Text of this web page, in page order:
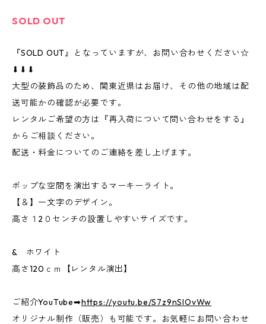
SOLD OUT
『SOLD OUT』となっていますが、お問い合わせください☆
⬇︎⬇︎⬇︎
大型の装飾品のため、関東近県はお届け、その他の地域は配
送可能かの確認が必要です。
レンタルご希望の方は『再入荷について問い合わせをする』
からご相談ください。
配送・料金についてのご連絡を差し上げます。
ポップな空間を演出するマーキーライト。
【＆】一文字のデザイン。
高さ１2０センチの設置しやすいサイズです。
& ホワイト
高さ120ｃｍ【レンタル演出】
ご紹介YouTube➡︎https://youtu.be/S7z9nSlOvWw
オリジナル制作（販売）も可能です。お気軽にお問い合わせ